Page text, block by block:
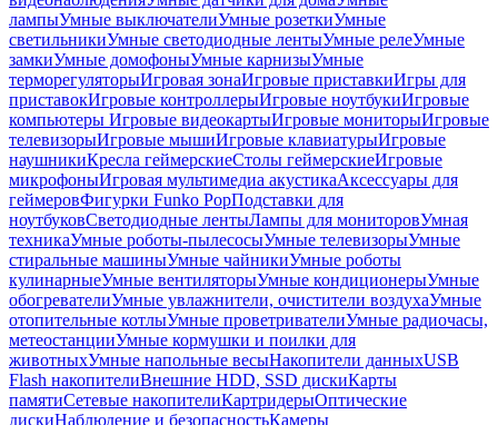
лампыУмные выключателиУмные розеткиУмные
светильникиУмные светодиодные лентыУмные релеУмные
замкиУмные домофоныУмные карнизыУмные
терморегуляторыИгровая зонаИгровые приставкиИгры для
приставокИгровые контроллерыИгровые ноутбукиИгровые
компьютеры Игровые видеокартыИгровые мониторыИгровые
телевизорыИгровые мышиИгровые клавиатурыИгровые
наушникиКресла геймерскиеСтолы геймерскиеИгровые
микрофоныИгровая мультимедиа акустикаАксессуары для
геймеровФигурки Funko PopПодставки для
ноутбуковСветодиодные лентыЛампы для мониторовУмная
техникаУмные роботы-пылесосыУмные телевизорыУмные
стиральные машиныУмные чайникиУмные роботы
кулинарныеУмные вентиляторыУмные кондиционерыУмные
обогревателиУмные увлажнители, очистители воздухаУмные
отопительные котлыУмные проветривателиУмные радиочасы,
метеостанцииУмные кормушки и поилки для
животныхУмные напольные весыНакопители данныхUSB
Flash накопителиВнешние HDD, SSD дискиКарты
памятиСетевые накопителиКартридерыОптические
дискиНаблюдение и безопасностьКамеры